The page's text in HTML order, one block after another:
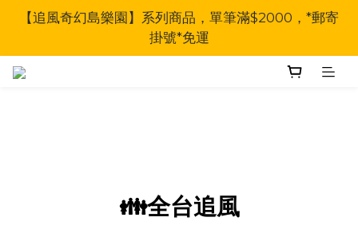
【追風奇幻島樂園】系列商品，單筆滿$2000，*郵寄
掛號*免運
👪全台追風